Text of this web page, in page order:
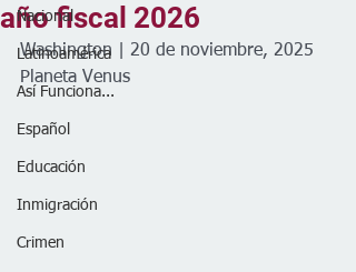
Nacional
Latinoamérica
Así Funciona...
Español
Educación
Inmigración
Crimen
año fiscal 2026
Washington | 20 de noviembre, 2025
Planeta Venus